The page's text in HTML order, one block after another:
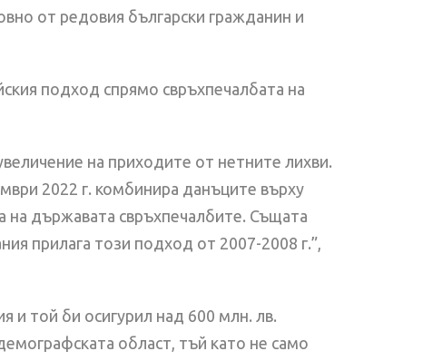
от редовия български гражданин и
подход спрямо свръхпечалбата на
на приходите от нетните лихви.
2022 г. комбинира данъците върху
на държавата свръхпечалбите. Същата
прилага този подход от 2007-2008 г.”,
и той би осигурил над 600 млн. лв.
област, тъй като не само